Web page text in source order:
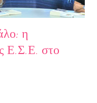
η
Ε.Σ.Ε. στο